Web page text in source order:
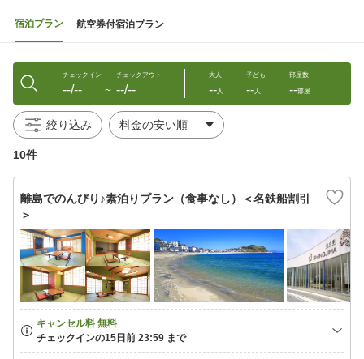
宿泊プラン 航空券付宿泊プラン
チェックイン
--/-- 〜
チェックアウト
--/--
大人
--人
子ども
--人
部屋数
--部屋
絞り込み
10件
離島でのんびり♪素泊りプラン（食事なし）＜名鉄船割引
＞